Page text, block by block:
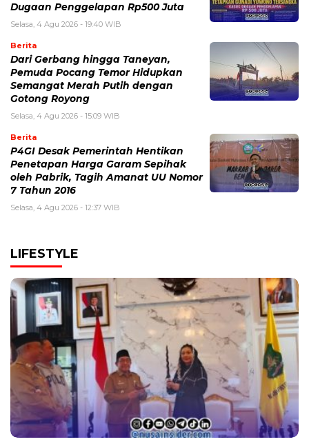
Dugaan Penggelapan Rp500 Juta
Selasa, 4 Agu 2026 - 19:40 WIB
Berita
Dari Gerbang hingga Taneyan,
Pemuda Pocang Temor Hidupkan
Semangat Merah Putih dengan
Gotong Royong
Selasa, 4 Agu 2026 - 15:09 WIB
Berita
P4GI Desak Pemerintah Hentikan
Penetapan Harga Garam Sepihak
oleh Pabrik, Tagih Amanat UU Nomor
7 Tahun 2016
Selasa, 4 Agu 2026 - 12:37 WIB
LIFESTYLE